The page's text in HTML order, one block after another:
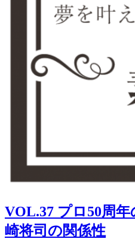
VOL.37 プロ50周
崎将司の関係性